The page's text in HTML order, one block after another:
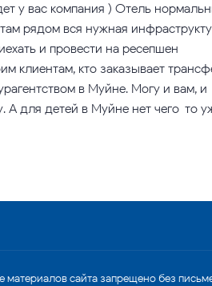
у вас компания ) Отель
рядом вся нужная
и провести на ресепшен
клиентам, кто заказывает
в Муйне. Могу и вам, и
А для детей в Муйне нет чего-то
сайта запрещено без